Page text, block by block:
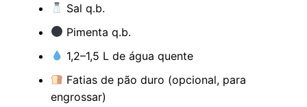
Sal q.b.
Pimenta q.b.
1,2–1,5 L de água quente
Fatias de pão duro (opcional, para
engrossar)